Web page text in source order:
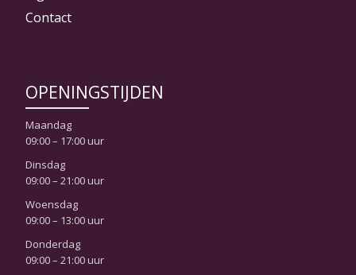
Contact
OPENINGSTIJDEN
Maandag
09:00 – 17:00 uur
Dinsdag
09:00 – 21:00 uur
Woensdag
09:00 – 13:00 uur
Donderdag
09:00 – 21:00 uur